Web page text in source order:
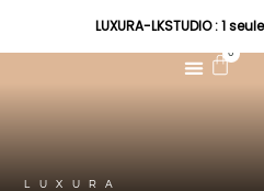
LUXURA-LKSTUDIO : 1
LUXURA
0